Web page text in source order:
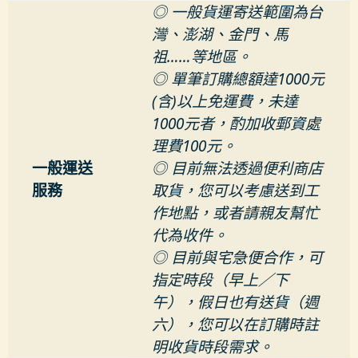
一般運送
服務
◎ 一般貨運寄送範圍為台
灣、澎湖、金門、馬
祖……等地區。
◎ 單筆訂購總額達1000元
(含)以上免運費，未達
1000元者，酌加收郵資處
理費100元。
◎ 目前無法透過便利商店
取貨，您可以考慮送到工
作地點，或者請親友幫忙
代為收件。
◎ 目前與宅急便合作，可
指定時段（早上／下
午），假日也有送貨（週
六），您可以在訂購時註
明收貨時段需求。